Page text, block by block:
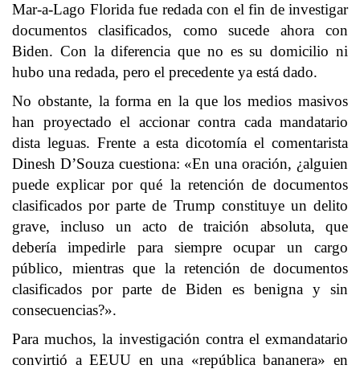
Mar-a-Lago Florida fue redada con el fin de investigar
documentos clasificados, como sucede ahora con
Biden. Con la diferencia que no es su domicilio ni
hubo una redada, pero el precedente ya está dado.
No obstante, la forma en la que los medios masivos
han proyectado el accionar contra cada mandatario
dista leguas. Frente a esta dicotomía el comentarista
Dinesh D’Souza cuestiona: «En una oración, ¿alguien
puede explicar por qué la retención de documentos
clasificados por parte de Trump constituye un delito
grave, incluso un acto de traición absoluta, que
debería impedirle para siempre ocupar un cargo
público, mientras que la retención de documentos
clasificados por parte de Biden es benigna y sin
consecuencias?».
Para muchos, la investigación contra el exmandatario
convirtió a EEUU en una «república bananera» en